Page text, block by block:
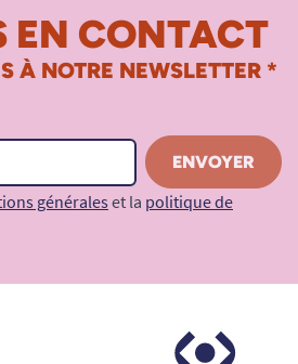
EN CONTACT
À NOTRE NEWSLETTER *
généraleset la politique de